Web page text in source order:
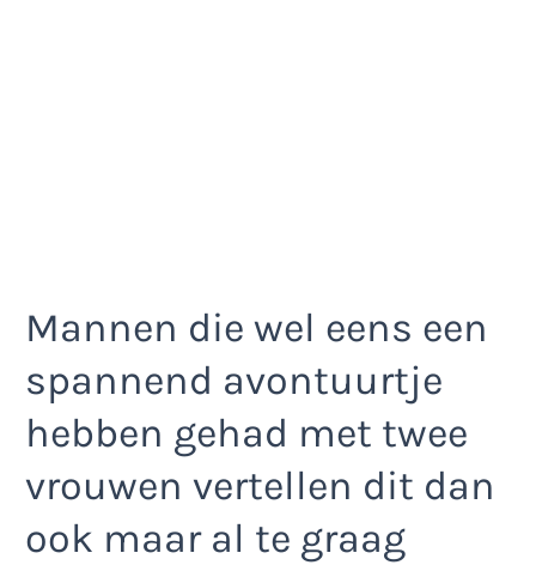
Mannen die wel eens een
spannend avontuurtje
hebben gehad met twee
vrouwen vertellen dit dan
ook maar al te graag